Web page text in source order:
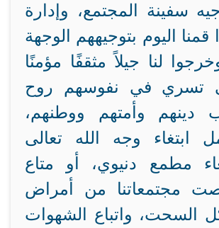
سفينة المجتمع، وإدارة
قمنا اليوم بتوجيههم الوجهة
لنا جيلاً مثقفًا مؤمنًا
تسري في نفوسهم روح
دينهم وأمتهم ووطنهم،
ابتغاء وجه الله تعالى
مطمع دنيوي، أو متاع
مجتمعاتنا من أمراض
السحت، واتباع الشهوات